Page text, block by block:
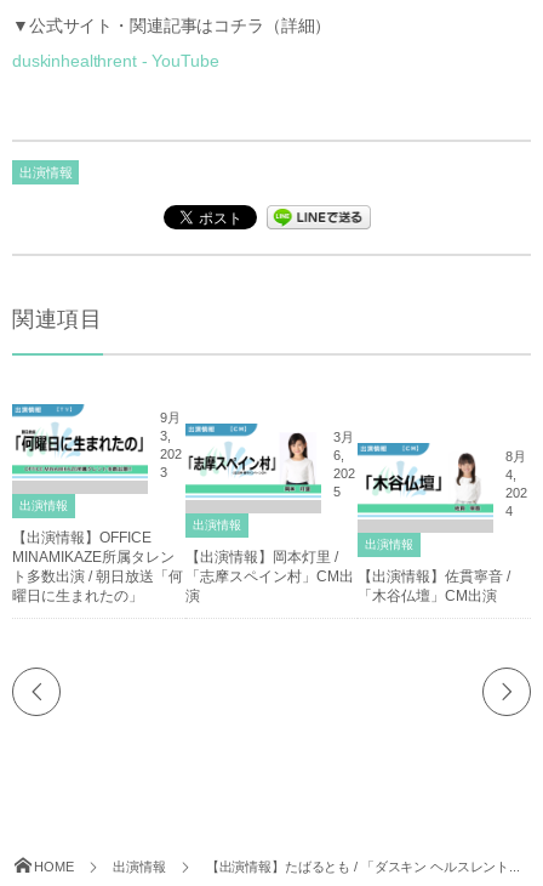
▼公式サイト・関連記事はコチラ（詳細）
duskinhealthrent - YouTube
出演情報
関連項目
9月
3,
202
3
出演情報
【出演情報】OFFICE
MINAMIKAZE所属タレン
ト多数出演 / 朝日放送「何
曜日に生まれたの」
3月
6,
202
5
出演情報
【出演情報】岡本灯里 /
「志摩スペイン村」CM出
演
8月
4,
202
4
出演情報
【出演情報】佐貫寧音 /
「木谷仏壇」CM出演
HOME 出演情報 【出演情報】たばるとも / 「ダスキン ヘルスレント...